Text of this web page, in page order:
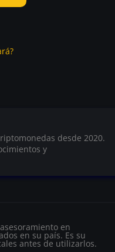
desde 2020.
y
en
en su país. Es su
antes de utilizarlos.